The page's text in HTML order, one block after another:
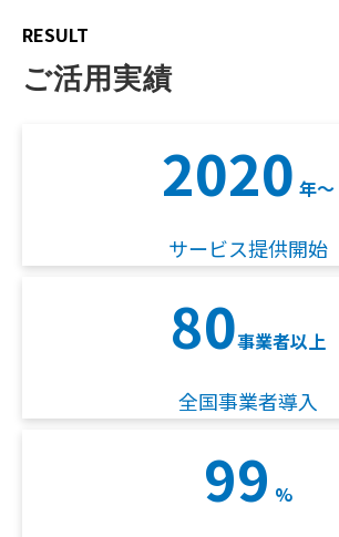
RESULT
ご活用実績
2020 年〜
サービス提供開始
80事業者以上
全国事業者導入
99 %